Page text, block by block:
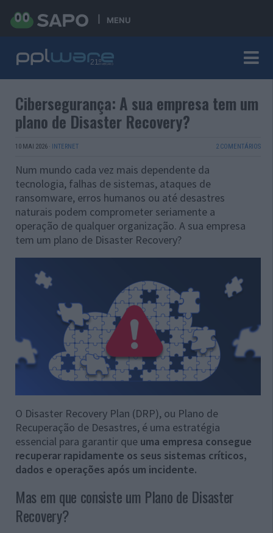
MENU
Cibersegurança: A sua empresa tem um
plano de Disaster Recovery?
10 MAI 2026 · INTERNET 2 COMENTÁRIOS
Num mundo cada vez mais dependente da
tecnologia, falhas de sistemas, ataques de
ransomware, erros humanos ou até desastres
naturais podem comprometer seriamente a
operação de qualquer organização. A sua empresa
tem um plano de Disaster Recovery?
O Disaster Recovery Plan (DRP), ou Plano de
Recuperação de Desastres, é uma estratégia
essencial para garantir que uma empresa consegue
recuperar rapidamente os seus sistemas críticos,
dados e operações após um incidente.
Mas em que consiste um Plano de Disaster
Recovery?